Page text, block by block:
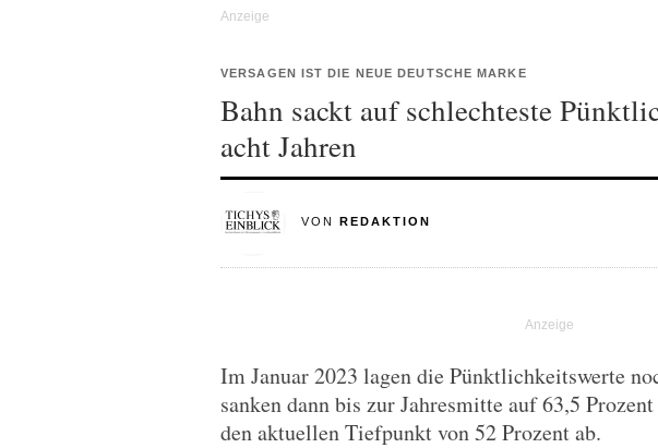
VERSAGEN IST DIE NEUE DEUTSCHE MARKE
Bahn sackt auf schlechteste
acht Jahren
VON REDAKTION
Im Januar 2023 lagen die Pünktlichkeitswerte
sanken dann bis zur Jahresmitte auf 63,5
den aktuellen Tiefpunkt von 52 Prozent ab.